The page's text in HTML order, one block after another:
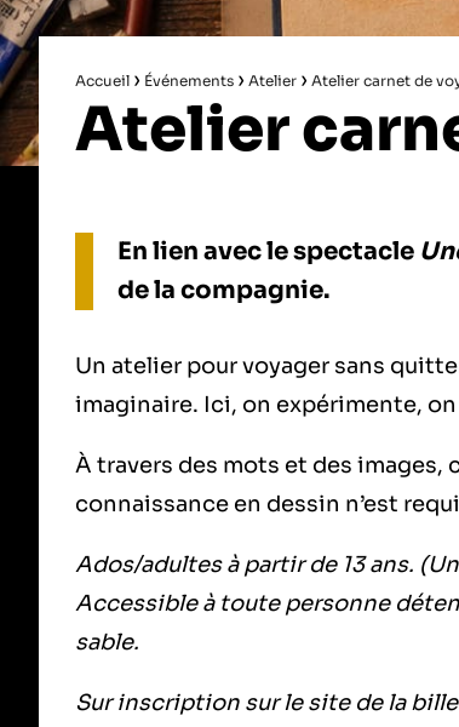
Accueil › Événements › Atelier › Atelier carnet de
Atelier
En lien avec le spectacle
de la compagnie.
Un atelier pour voyager sans
imaginaire. Ici, on expérimente,
À travers des mots et des images,
connaissance en dessin n’est
Ados/adultes à partir de 13 ans.
Accessible à toute personne
sable.
Sur inscription sur le site de la